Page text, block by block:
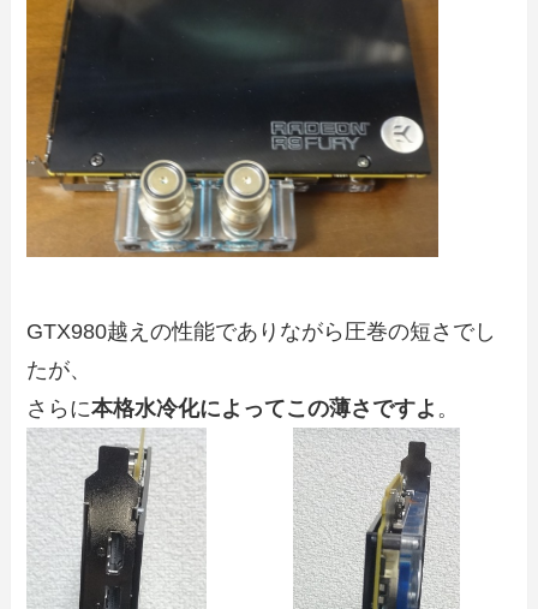
GTX980越えの性能でありながら圧巻の短さでし
たが、
さらに本格水冷化によってこの薄さですよ 。